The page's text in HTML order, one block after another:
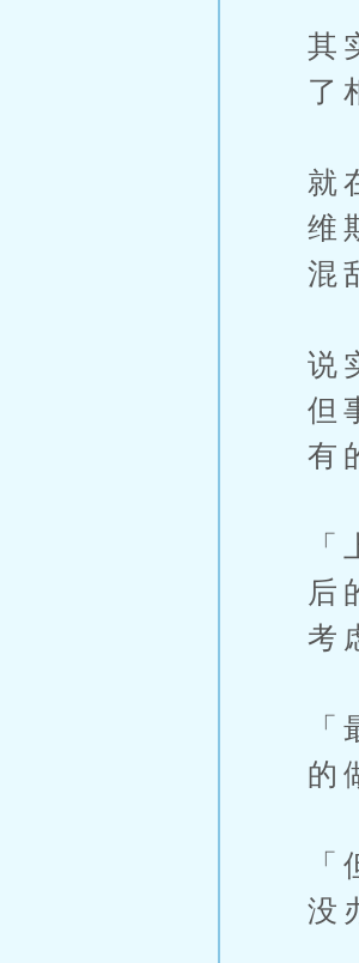
其
了
就
维
混
说
但
有
后
考
的
没